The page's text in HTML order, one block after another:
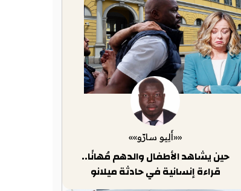
««أَلِيو سارّو»»
حين يشاهد الأطفال والدهم مُهانًا..
قراءة إنسانية في حادثة ميلانو